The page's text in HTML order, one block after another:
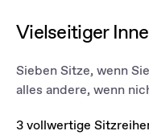
Vielseitiger
Sieben Sitze, wenn
alles andere, wenn
3 vollwertige